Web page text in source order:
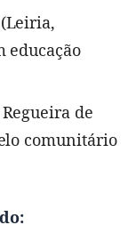
educação
de
comunitário